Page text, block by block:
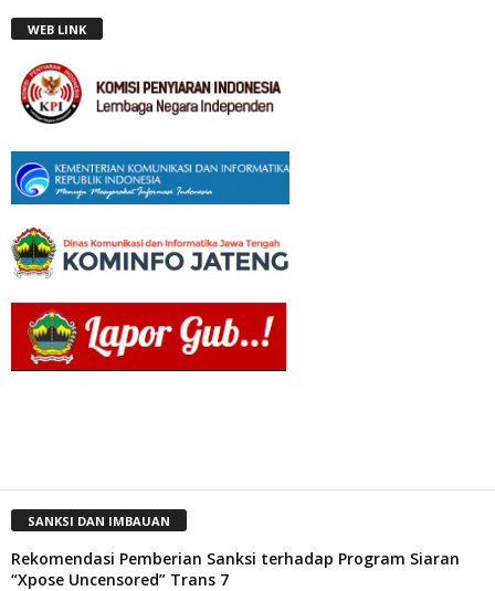
WEB LINK
SANKSI DAN IMBAUAN
Rekomendasi Pemberian Sanksi terhadap Program Siaran
“Xpose Uncensored” Trans 7